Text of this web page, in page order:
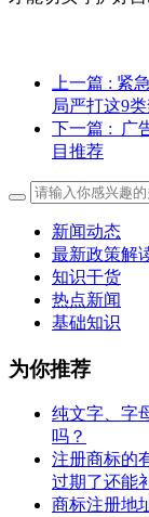
上一篇 : 紧
局严打这9
下一篇 : 广
目推荐
新闻动态
最新政策解
知识干货
热点新闻
基础知识
为你推荐
纯文字、字
吗？
注册商标的
过期了还能
商标注册地